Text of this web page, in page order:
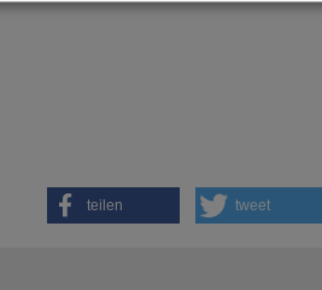
teilen tweet